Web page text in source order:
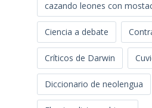
cazando leones con
Ciencia a debate
Críticos de Darwin
Diccionario de neolengua